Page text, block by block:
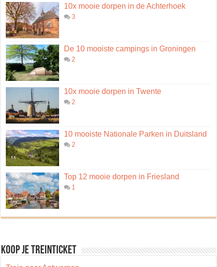
10x mooie dorpen in de Achterhoek
3
De 10 mooiste campings in Groningen
2
10x mooie dorpen in Twente
2
10 mooiste Nationale Parken in Duitsland
2
Top 12 mooie dorpen in Friesland
1
Koop je treinticket